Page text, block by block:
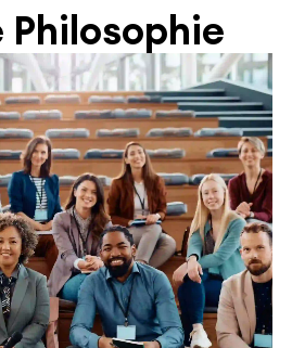
Philosophie